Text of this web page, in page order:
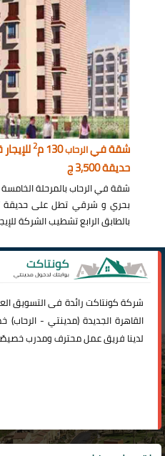
شقة فيالرحاب130 م 2
حديقة 3,500 ج
شقة في الرحاب بالمرحلة
بالطابق الرابع تشطيب الشركة للإيجار
شركةكونتاكترائدة فى التسويق
القاهرة الجديدة (مدينتي -الرحاب)
لدينا فريق عمل محترف ومدرب